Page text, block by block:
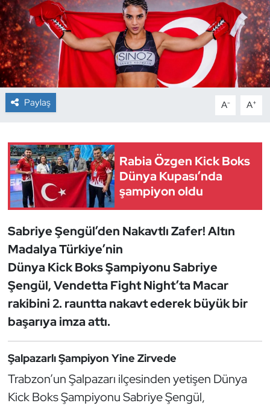
Paylaş A- A+
Rabia Özgen Kick Boks
Dünya Kupası’nda
şampiyon oldu
Sabriye Şengül’den Nakavtlı Zafer! Altın
Madalya Türkiye’nin
Dünya Kick Boks Şampiyonu Sabriye
Şengül, Vendetta Fight Night’ta Macar
rakibini 2. rauntta nakavt ederek büyük bir
başarıya imza attı.
Şalpazarlı Şampiyon Yine Zirvede
Trabzon’un Şalpazarı ilçesinden yetişen Dünya
Kick Boks Şampiyonu Sabriye Şengül,
Çim Hokeyi
Cimnastik
Curling
Dağcılık
Dans Sporları
Dövüş Sanatı
E-Spor
Eskrim
Futbol
Futsal
Genel
Golf
Güreş